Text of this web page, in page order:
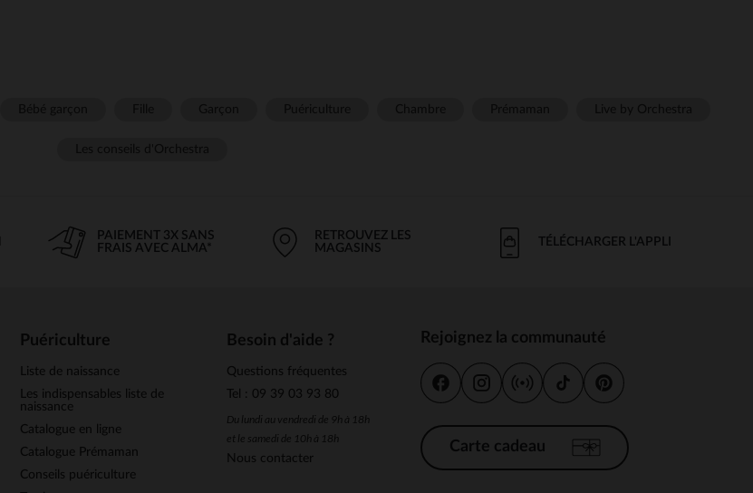
PAIEMENT 3X SANS
FRAIS AVEC ALMA*
RETROUVEZ LES
MAGASINS
TÉLÉCHARGER L'APPLI
Puériculture
Liste de naissance
Les indispensables liste de
naissance
Catalogue en ligne
Catalogue Prémaman
Conseils puériculture
Besoin d'aide ?
Questions fréquentes
Tel : 09 39 03 93 80
Du lundi au vendredi de 9h à 18h
et le samedi de 10h à 18h
Nous contacter
Rejoignez la communauté
Carte cadeau